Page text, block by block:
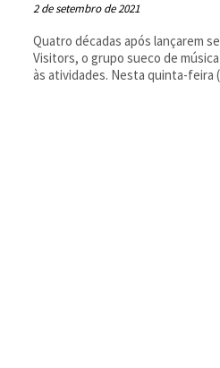
2 de setembro de 2021
Quatro décadas após lançarem
Visitors, o grupo sueco de
às atividades. Nesta quinta-feira